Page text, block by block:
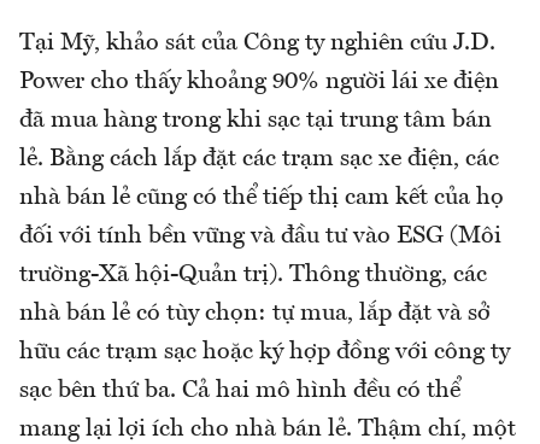
Tại Mỹ, khảo sát của Công ty nghiên cứu J.D.
Power cho thấy khoảng 90% người lái xe điện
đã mua hàng trong khi sạc tại trung tâm bán
lẻ. Bằng cách lắp đặt các trạm sạc xe điện, các
nhà bán lẻ cũng có thể tiếp thị cam kết của họ
đối với tính bền vững và đầu tư vào ESG (Môi
trường-Xã hội-Quản trị). Thông thường, các
nhà bán lẻ có tùy chọn: tự mua, lắp đặt và sở
hữu các trạm sạc hoặc ký hợp đồng với công ty
sạc bên thứ ba. Cả hai mô hình đều có thể
mang lại lợi ích cho nhà bán lẻ. Thậm chí, một